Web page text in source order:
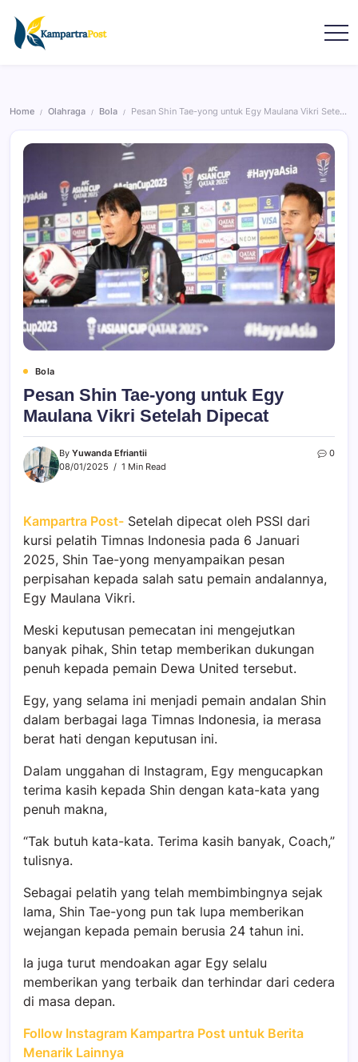
Home / Olahraga / Bola / Pesan Shin Tae-yong untuk Egy Maulana Vikri Setelah Dipecat
Bola
Pesan Shin Tae-yong untuk Egy
Maulana Vikri Setelah Dipecat
By Yuwanda Efriantii
08/01/2025
1 Min Read
0
Kampartra Post- Setelah dipecat oleh PSSI dari
kursi pelatih Timnas Indonesia pada 6 Januari
2025, Shin Tae-yong menyampaikan pesan
perpisahan kepada salah satu pemain andalannya,
Egy Maulana Vikri.
Meski keputusan pemecatan ini mengejutkan
banyak pihak, Shin tetap memberikan dukungan
penuh kepada pemain Dewa United tersebut.
Egy, yang selama ini menjadi pemain andalan Shin
dalam berbagai laga Timnas Indonesia, ia merasa
berat hati dengan keputusan ini.
Dalam unggahan di Instagram, Egy mengucapkan
terima kasih kepada Shin dengan kata-kata yang
penuh makna,
“Tak butuh kata-kata. Terima kasih banyak, Coach,”
tulisnya.
Sebagai pelatih yang telah membimbingnya sejak
lama, Shin Tae-yong pun tak lupa memberikan
wejangan kepada pemain berusia 24 tahun ini.
Ia juga turut mendoakan agar Egy selalu
memberikan yang terbaik dan terhindar dari cedera
di masa depan.
Follow Instagram Kampartra Post untuk Berita
Menarik Lainnya